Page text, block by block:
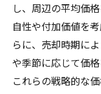
し、周辺の平均価
自性や付加価値を
らに、売却時期に
や季節に応じて価
これらの戦略的な